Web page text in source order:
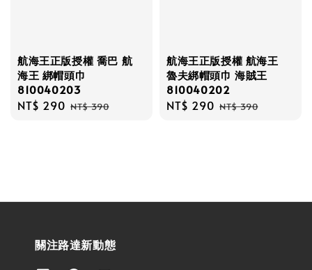
航海王正版授權 喬巴 航
海王 綁帽頭巾
810040203
Sale
NT$ 290 Regular
NT$ 390
航海王正版授權 航海王
魯夫綁帽頭巾 海賊王
810040202
Sale
NT$ 290 Regular
NT$ 390
關注路達新動態